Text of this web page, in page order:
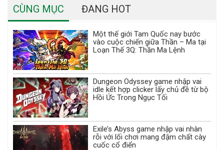
CÙNG MỤC ĐANG HOT
Một thế giới Tam Quốc nay bước
vào cuộc chiến giữa Thần – Ma tại
Loạn Thế 3Q: Thần Ma Lệnh
Dungeon Odyssey game nhập vai
idle kết hợp clicker lấy chủ đề từ bộ
Hồi Ức Trong Ngục Tối
Exile’s Abyss game nhập vai nhàn
rỗi với lối chơi mang đậm chất cày
cuốc cổ điển